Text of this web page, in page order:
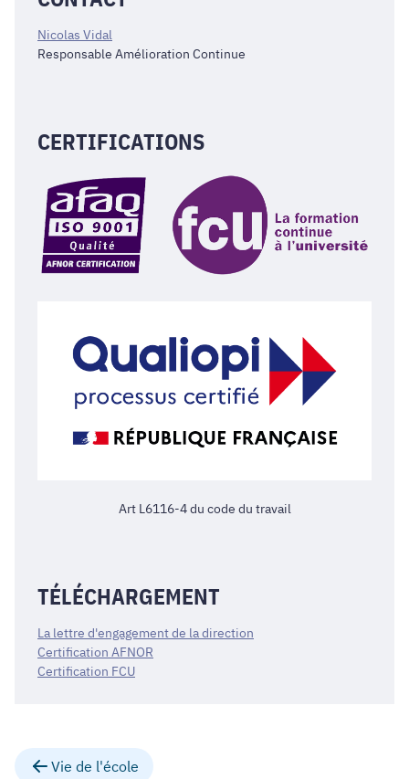
Nicolas Vidal
Responsable Amélioration Continue
CERTIFICATIONS
Art L6116-4 du code du travail
TÉLÉCHARGEMENT
La lettre d'engagement de la direction
Certification AFNOR
Certification FCU
Vie de l'école